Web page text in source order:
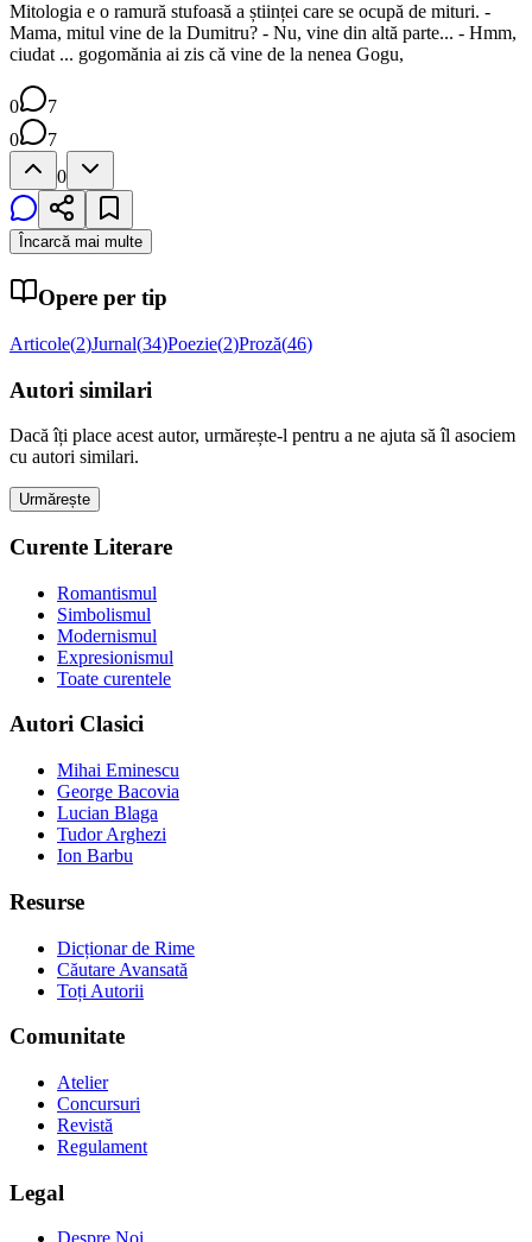
Mitologia e o ramură stufoasă a științei care se ocupă de mituri. -
Mama, mitul vine de la Dumitru? - Nu, vine din altă parte... - Hmm,
ciudat ... gogomănia ai zis că vine de la nenea Gogu,
0
7
0
7
0
Încarcă mai multe
Opere per tip
Articole(2)Jurnal(34)Poezie(2)Proză(46)
Autori similari
Dacă îți place acest autor, urmărește-l pentru a ne ajuta să îl asociem
cu autori similari.
Urmărește
Curente Literare
Romantismul
Simbolismul
Modernismul
Expresionismul
Toate curentele
Autori Clasici
Mihai Eminescu
George Bacovia
Lucian Blaga
Tudor Arghezi
Ion Barbu
Resurse
Dicționar de Rime
Căutare Avansată
Toți Autorii
Comunitate
Atelier
Concursuri
Revistă
Regulament
Legal